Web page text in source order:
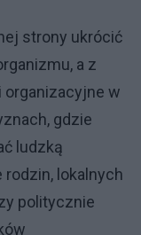
strony ukrócić
a z
w
gdzie
ludzką
lokalnych
politycznie